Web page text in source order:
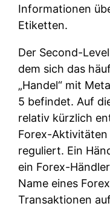
Informationen
Etiketten.
Der Second-
dem sich das
„Handel“ mit
5 befindet. Auf
relativ kürzlich
Forex-
reguliert. Ein
ein Forex-
Name eines
Transaktionen